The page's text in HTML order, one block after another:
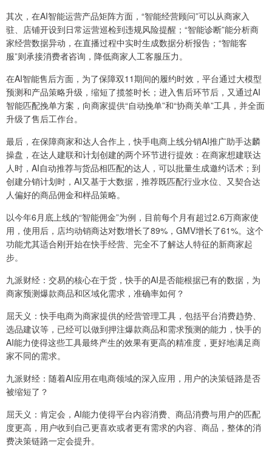
其次，在AI智能运营产品矩阵方面，“智能经营顾问”可以从商家入
驻、店铺开设到日常运营巡检到违规风险提醒；“智能诊断”能分析商
家经营数据异动，在直播过程中实时生成数据分析报告；“智能客
服”则承接消费者咨询，降低商家人工客服压力。
在AI智能售后方面，为了保障双11期间的履约时效，平台通过大模型
预测和产品策略升级，缩短了揽签时长；进入售后环节后，又通过AI
智能匹配挽单方案，向商家提供“自动挽单”和“协商关单”工具，并全面
升级了售后工作台。
最后，在保障商家和达人合作上，快手电商上线分销AI推广助手达麟
操盘，在达人建联和计划创建的两个环节进行提效：在商家想建联达
人时，AI自动推荐与货品相匹配的达人，可以批量生成邀约话术；到
创建分销计划时，AI又基于大数据，推荐既匹配行业水位、又契合达
人偏好的商品佣金和样品策略。
以今年6月底上线的“智能佣金”为例，目前每个月有超过2.6万商家使
用，使用后，店均动销商达对数增长了89%，GMV增长了61%。这个
功能尤其适合刚开始在快手经营、完全不了解达人特征的新商家起
步。
九派财经：交易的核心在于货，快手的AI是否能根据已有的数据，为
商家预测爆款商品和区域化需求，准确率如何？
屈天义：快手电商为商家提供的经营管理工具，包括平台消费趋势、
选品建议等，已经可以做到押注爆款商品和需求预测的能力，快手的
AI能力使得这些工具最终产生的效果有更高的精准度，更好地满足商
家不同的需求。
九派财经：随着AI应用在电商领域的深入应用，用户的决策链路是否
被缩短了？
屈天义：肯定会，AI能力使得平台内容消费、商品消费与用户的匹配
度更高，用户收到自己更喜欢或者更有需求的内容、商品，整体的消
费决策链路一定会提升。